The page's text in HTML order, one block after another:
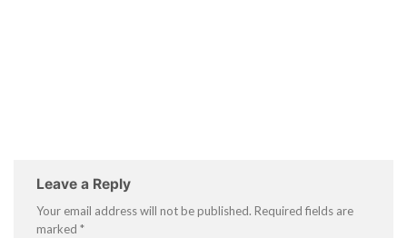
Leave a Reply
Your email address will not be published. Required fields are
marked *